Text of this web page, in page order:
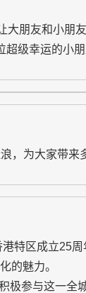
朋友和小朋
级幸运的小
，为大家带来
特区成立25
的魅力。
极参与这一全